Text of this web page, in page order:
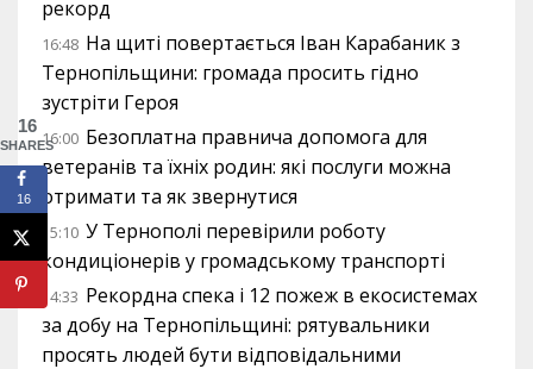
рекорд
16:48 На щиті повертається Іван Карабаник з
Тернопільщини: громада просить гідно
зустріти Героя
16:00 Безоплатна правнича допомога для
ветеранів та їхніх родин: які послуги можна
отримати та як звернутися
15:10 У Тернополі перевірили роботу
кондиціонерів у громадському транспорті
14:33 Рекордна спека і 12 пожеж в екосистемах
за добу на Тернопільщині: рятувальники
просять людей бути відповідальними
16
SHARES
16